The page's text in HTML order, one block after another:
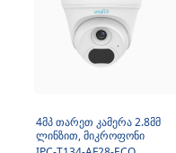
4მპ თარეთ კამერა 2.8მმ
ლინზით, მიკროფონი